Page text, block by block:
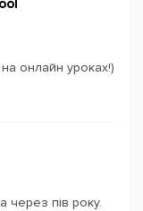
на онлайн уроках!)
через пів року.